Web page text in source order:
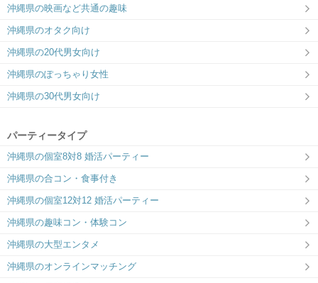
沖縄県の映画など共通の趣味
沖縄県のオタク向け
沖縄県の20代男女向け
沖縄県のぽっちゃり女性
沖縄県の30代男女向け
パーティータイプ
沖縄県の個室8対8 婚活パーティー
沖縄県の合コン・食事付き
沖縄県の個室12対12 婚活パーティー
沖縄県の趣味コン・体験コン
沖縄県の大型エンタメ
沖縄県のオンラインマッチング